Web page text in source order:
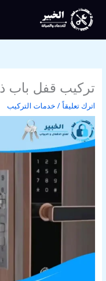
المحتوى
تركيب قفل باب
اترك تعليقاً /خدمات التركيب